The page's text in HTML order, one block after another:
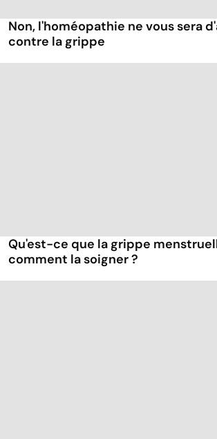
Non, l'homéopathie ne vous sera
contre la grippe
Qu'est-ce que la grippe
comment la soigner ?